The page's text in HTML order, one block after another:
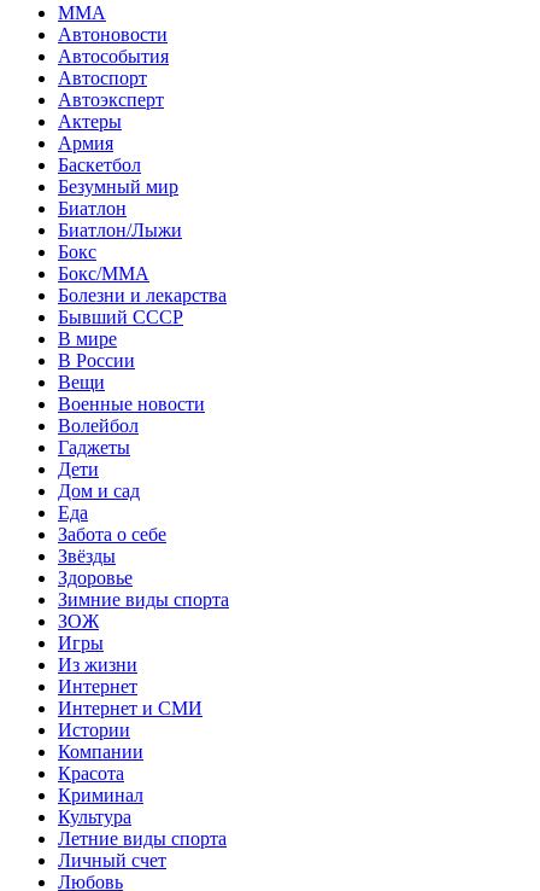
MMA
Автоновости
Автособытия
Автоспорт
Автоэксперт
Актеры
Армия
Баскетбол
Безумный мир
Биатлон
Биатлон/Лыжи
Бокс
Бокс/MMA
Болезни и лекарства
Бывший СССР
В мире
В России
Вещи
Военные новости
Волейбол
Гаджеты
Дети
Дом и сад
Еда
Забота о себе
Звёзды
Здоровье
Зимние виды спорта
ЗОЖ
Игры
Из жизни
Интернет
Интернет и СМИ
Истории
Компании
Красота
Криминал
Культура
Летние виды спорта
Личный счет
Любовь